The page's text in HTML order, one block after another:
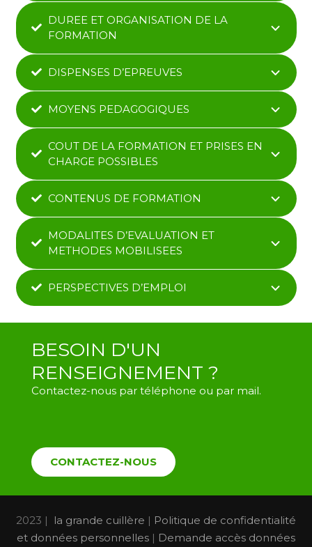
DUREE ET ORGANISATION DE LA
FORMATION
DISPENSES D’EPREUVES
MOYENS PEDAGOGIQUES
COUT DE LA FORMATION ET PRISES EN
CHARGE POSSIBLES
CONTENUS DE FORMATION
MODALITES D’EVALUATION ET
METHODES MOBILISEES
PERSPECTIVES D’EMPLOI
BESOIN D'UN
RENSEIGNEMENT ?
Contactez-nous par téléphone ou par mail.
CONTACTEZ-NOUS
2023 | la grande cuillère | Politique de confidentialité
et données personnelles | Demande accès données